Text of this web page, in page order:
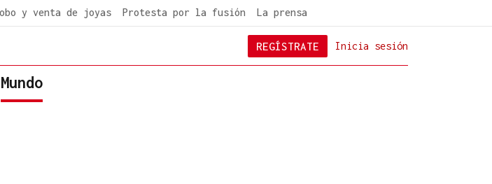
y venta de joyas Protesta por la fusión La prensa
Inicia sesión
REGÍSTRATE
Mundo